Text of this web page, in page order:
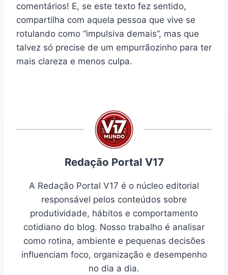
comentários! E, se este texto fez sentido,
compartilha com aquela pessoa que vive se
rotulando como “impulsiva demais”, mas que
talvez só precise de um empurrãozinho para ter
mais clareza e menos culpa.
Redação Portal V17
A Redação Portal V17 é o núcleo editorial
responsável pelos conteúdos sobre
produtividade, hábitos e comportamento
cotidiano do blog. Nosso trabalho é analisar
como rotina, ambiente e pequenas decisões
influenciam foco, organização e desempenho
no dia a dia.